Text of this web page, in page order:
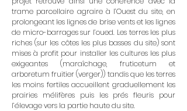
trame parcellaire agraire à l’Ouest du site, en
prolongeant les lignes de brise vents et les lignes
de micro-barrages sur l’oued. Les terres les plus
riches (sur les côtes les plus basses du site) sont
mises à profit pour installer les cultures les plus
exigeantes (maraîchage, fruticetum et
arboretum fruitier (verger)) tandis que les terres
les moins fertiles accueillent graduellement les
prairies mélifères puis les prés fleuris pour
l’élevage vers la partie haute du site.